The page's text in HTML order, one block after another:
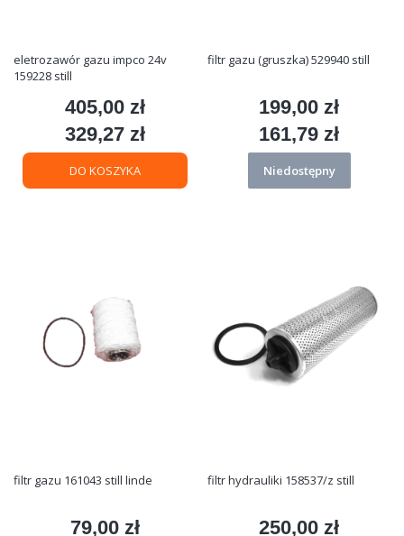
eletrozawór gazu impco 24v
159228 still
Cena
405,00 zł
Cena
329,27 zł
DO KOSZYKA
filtr gazu (gruszka) 529940 still
Cena
199,00 zł
Cena
161,79 zł
Niedostępny
filtr gazu 161043 still linde
Cena
79,00 zł
filtr hydrauliki 158537/z still
Cena
250,00 zł